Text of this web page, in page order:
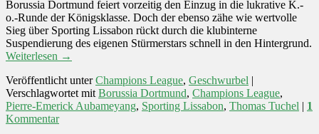
Borussia Dortmund feiert vorzeitig den Einzug in die lukrative K.-
o.-Runde der Königsklasse. Doch der ebenso zähe wie wertvolle
Sieg über Sporting Lissabon rückt durch die klubinterne
Suspendierung des eigenen Stürmerstars schnell in den Hintergrund.
Weiterlesen →
Veröffentlicht unter Champions League, Geschwurbel |
Verschlagwortet mit Borussia Dortmund, Champions League,
Pierre-Emerick Aubameyang, Sporting Lissabon, Thomas Tuchel | 1
Kommentar